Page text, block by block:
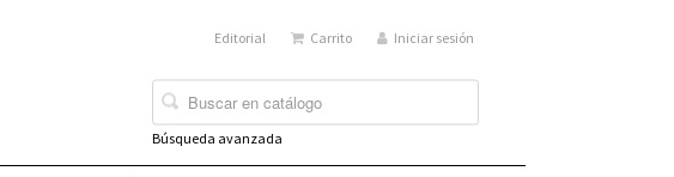
Editorial Carrito Iniciar sesión
Búsqueda avanzada